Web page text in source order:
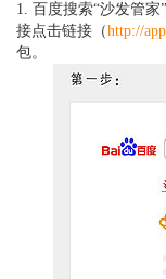
1. 百度搜索“沙发管
接点击链接（http://
包。